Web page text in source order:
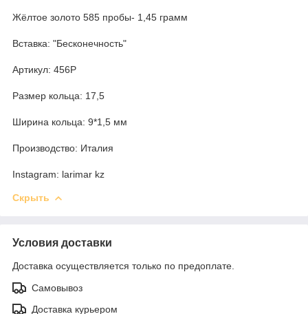
Жёлтое золото 585 пробы- 1,45 грамм
Вставка: "Бесконечность"
Артикул: 456Р
Размер кольца: 17,5
Ширина кольца: 9*1,5 мм
Производство: Италия
Instagram: larimar kz
Скрыть
Условия доставки
Доставка осуществляется только по предоплате.
Самовывоз
Доставка курьером